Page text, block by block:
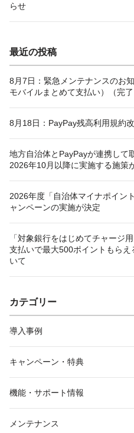
らせ
最近の投稿
8月7日：緊急メンテナンスのお
モバイルまとめて支払い）（完了
8月18日：PayPay残高利用規約
地方自治体とPayPayが連携して
2026年10月以降に実施する施策
2026年度「自治体マイナポイン
ャンペーンの実施が決定
「対象銀行をはじめてチャージ
支払いで最大500ポイントもら
いて
カテゴリー
導入事例
キャンペーン・特典
機能・サポート情報
メンテナンス